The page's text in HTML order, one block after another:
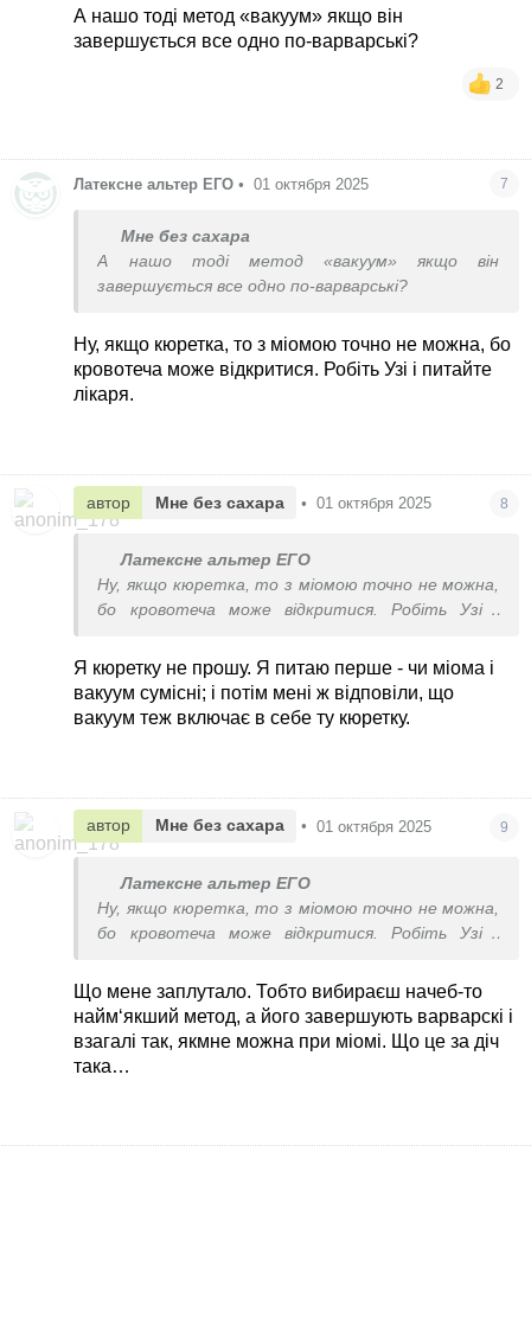
выскабливание, поэтому идите и спокойно
делайте выскабливание в другом месте
А нашо тоді метод «вакуум» якщо він
завершується все одно по-варварські?
2
Латексне альтер ЕГО • 01 октября 2025 7
Мне без сахара
А нашо тоді метод «вакуум» якщо він
завершується все одно по-варварські?
Ну, якщо кюретка, то з міомою точно не можна, бо
кровотеча може відкритися. Робіть Узі і питайте
лікаря.
автор Мне без сахара • 01 октября 2025 8
Латексне альтер ЕГО
Ну, якщо кюретка, то з міомою точно не можна,
бо кровотеча може відкритися. Робіть Узі і
Я кюретку не прошу. Я питаю перше - чи міома і
вакуум сумісні; і потім мені ж відповіли, що
вакуум теж включає в себе ту кюретку.
автор Мне без сахара • 01 октября 2025 9
Латексне альтер ЕГО
Ну, якщо кюретка, то з міомою точно не можна,
бо кровотеча може відкритися. Робіть Узі і
Що мене заплутало. Тобто вибираєш начеб-то
найм‘якший метод, а його завершують варварскі і
взагалі так, якмне можна при міомі. Що це за діч
така…